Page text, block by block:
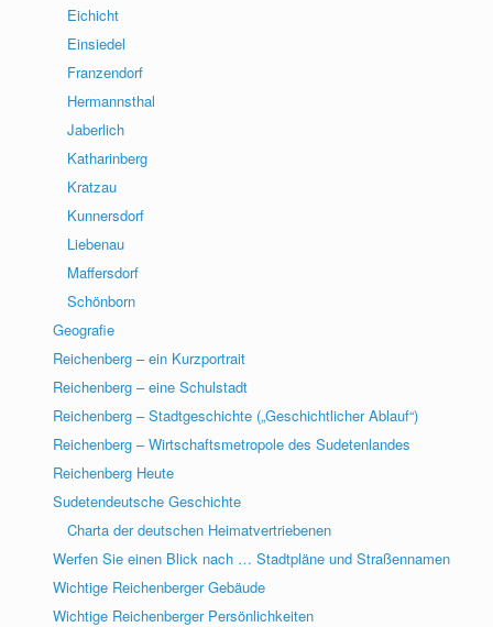
Eichicht
Einsiedel
Franzendorf
Hermannsthal
Jaberlich
Katharinberg
Kratzau
Kunnersdorf
Liebenau
Maffersdorf
Schönborn
Geografie
Reichenberg – ein Kurzportrait
Reichenberg – eine Schulstadt
Reichenberg – Stadtgeschichte („Geschichtlicher Ablauf“)
Reichenberg – Wirtschaftsmetropole des Sudetenlandes
Reichenberg Heute
Sudetendeutsche Geschichte
Charta der deutschen Heimatvertriebenen
Werfen Sie einen Blick nach … Stadtpläne und Straßennamen
Wichtige Reichenberger Gebäude
Wichtige Reichenberger Persönlichkeiten